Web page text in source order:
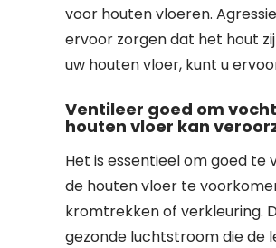
voor houten vloeren.
ervoor zorgen dat het hout
uw houten vloer, kunt u
Ventileer goed om
houten vloer kan
Het is essentieel om goed
de houten vloer te
kromtrekken of verkleuring.
gezonde luchtstroom die de